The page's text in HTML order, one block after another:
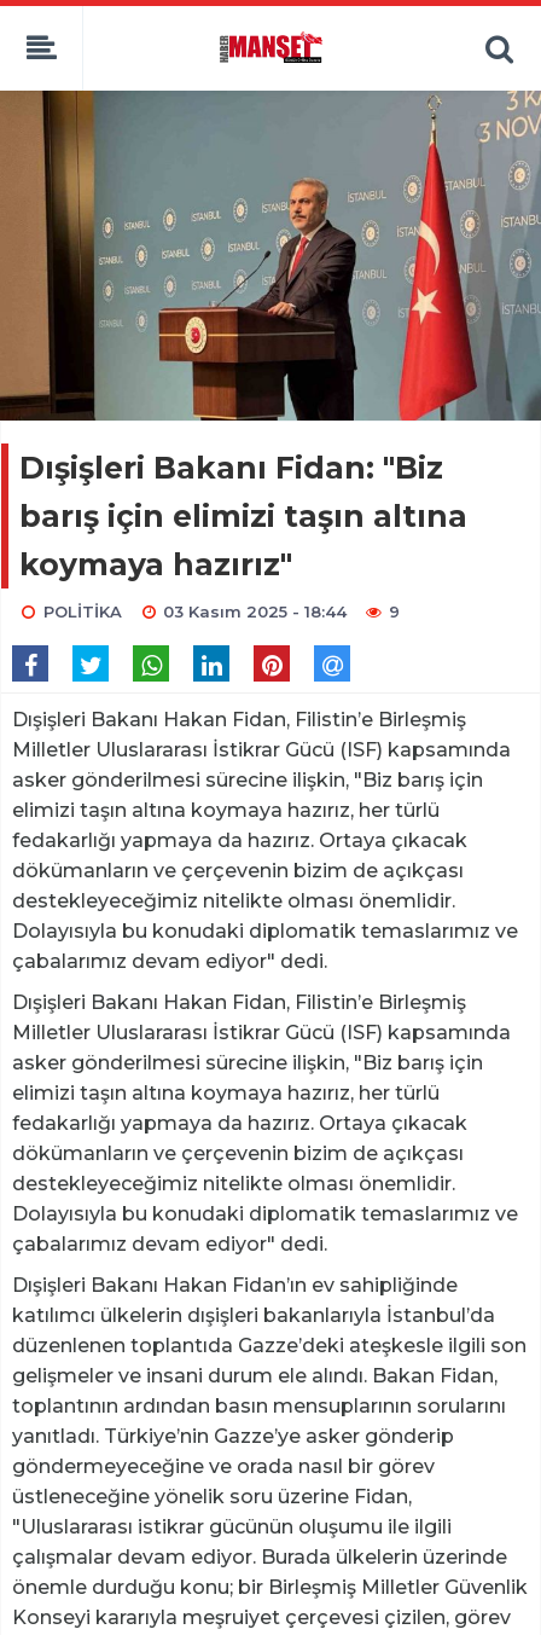
Dışişleri Bakanı Fidan: "Biz
barış için elimizi taşın altına
koymaya hazırız"
POLİTİKA 03 Kasım 2025 - 18:44 9
Dışişleri Bakanı Hakan Fidan, Filistin’e Birleşmiş
Milletler Uluslararası İstikrar Gücü (ISF) kapsamında
asker gönderilmesi sürecine ilişkin, "Biz barış için
elimizi taşın altına koymaya hazırız, her türlü
fedakarlığı yapmaya da hazırız. Ortaya çıkacak
dökümanların ve çerçevenin bizim de açıkçası
destekleyeceğimiz nitelikte olması önemlidir.
Dolayısıyla bu konudaki diplomatik temaslarımız ve
çabalarımız devam ediyor" dedi.
Dışişleri Bakanı Hakan Fidan, Filistin’e Birleşmiş
Milletler Uluslararası İstikrar Gücü (ISF) kapsamında
asker gönderilmesi sürecine ilişkin, "Biz barış için
elimizi taşın altına koymaya hazırız, her türlü
fedakarlığı yapmaya da hazırız. Ortaya çıkacak
dökümanların ve çerçevenin bizim de açıkçası
destekleyeceğimiz nitelikte olması önemlidir.
Dolayısıyla bu konudaki diplomatik temaslarımız ve
çabalarımız devam ediyor" dedi.
Dışişleri Bakanı Hakan Fidan’ın ev sahipliğinde
katılımcı ülkelerin dışişleri bakanlarıyla İstanbul’da
düzenlenen toplantıda Gazze’deki ateşkesle ilgili son
gelişmeler ve insani durum ele alındı. Bakan Fidan,
toplantının ardından basın mensuplarının sorularını
yanıtladı. Türkiye’nin Gazze’ye asker gönderip
göndermeyeceğine ve orada nasıl bir görev
üstleneceğine yönelik soru üzerine Fidan,
"Uluslararası istikrar gücünün oluşumu ile ilgili
çalışmalar devam ediyor. Burada ülkelerin üzerinde
önemle durduğu konu; bir Birleşmiş Milletler Güvenlik
Konseyi kararıyla meşruiyet çerçevesi çizilen, görev